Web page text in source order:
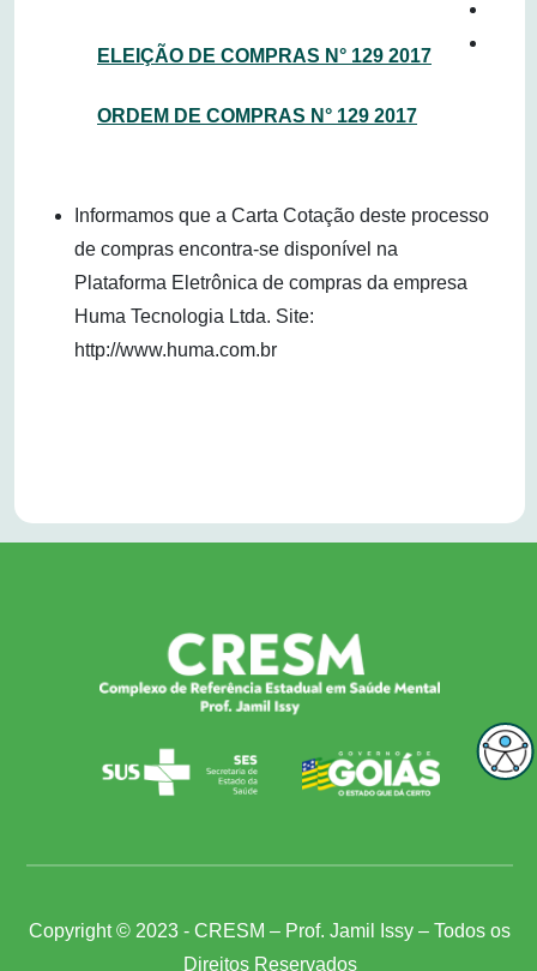
ELEIÇÃO DE COMPRAS N° 129 2017
ORDEM DE COMPRAS N° 129 2017
Informamos que a Carta Cotação deste processo
de compras encontra-se disponível na
Plataforma Eletrônica de compras da empresa
Huma Tecnologia Ltda. Site:
http://www.huma.com.br
Copyright © 2023 - CRESM – Prof. Jamil Issy – Todos os
Direitos Reservados